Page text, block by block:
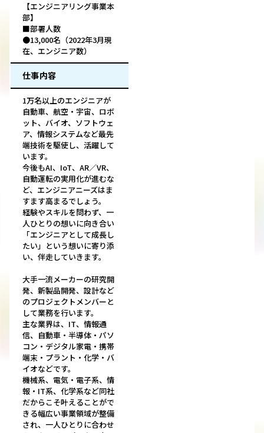
【エンジニアリング事業本
部】
■部署人数
●13,000名（2022年3月現
在、エンジニア数）
仕事内容
1万名以上のエンジニアが
自動車、航空・宇宙、ロボ
ット、バイオ、ソフトウェ
ア、情報システムなど最先
端技術を駆使し、活躍して
います。
今後もAI、IoT、AR／VR、
自動運転の実用化が進むな
ど、エンジニアニーズはま
すます高まるでしょう。
経験やスキルを問わず、一
人ひとりの想いに向き合い
「エンジニアとして成長し
たい」という想いに寄り添
い、伴走していきます。
大手一流メーカーの研究開
発、新製品開発、設計など
のプロジェクトメンバーと
して業務を行います。
主な業界は、IT、情報通
信、自動車・半導体・パソ
コン・デジタル家電・携帯
端末・プラント・化学・バ
イオなどです。
機械系、電気・電子系、情
報・IT系、化学系など同社
だからこそ叶えることがで
きる幅広い事業領域が整備
され、一人ひとりに合わせ